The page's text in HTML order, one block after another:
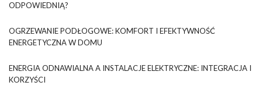
ODPOWIEDNIĄ?
OGRZEWANIE PODŁOGOWE: KOMFORT I EFEKTYWNOŚĆ
ENERGETYCZNA W DOMU
ENERGIA ODNAWIALNA A INSTALACJE ELEKTRYCZNE: INTEGRACJA I
KORZYŚCI